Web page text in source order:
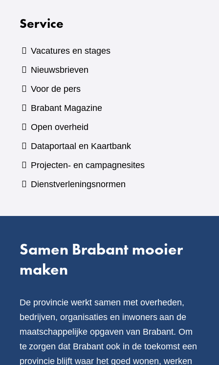
Service
Vacatures en stages
Nieuwsbrieven
Voor de pers
Brabant Magazine(verwijst
andere
website)
Open overheid
Dataportaal en Kaartbank(verwijst
naar
Projecten- en campagnesites
Dienstverleningsnormen
Samen Brabant mooier
maken
De provincie werkt samen met overheden,
bedrijven, organisaties en inwoners aan de
maatschappelijke opgaven van Brabant. Om
te zorgen dat Brabant ook in de toekomst een
provincie blijft waar het goed wonen, werken